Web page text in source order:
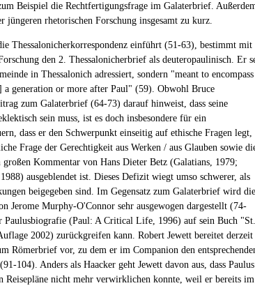
Beispiel die Rechtfertigungsfrage im Galaterbrief.
jüngeren rhetorischen Forschung insgesamt zu kurz.
Thessalonicherkorrespondenz einführt (51-63), bestimmt mit
den 2. Thessalonicherbrief als deuteropaulinisch. Er
in Thessalonich adressiert, sondern "meant to encompass
a generation or more after Paul" (59). Obwohl Bruce
zum Galaterbrief (64-73) darauf hinweist, dass seine
sein muss, ist es doch insbesondere für ein
dass er den Schwerpunkt einseitig auf ethische Fragen legt,
Frage der Gerechtigkeit aus Werken / aus Glauben sowie
großen Kommentar von Hans Dieter Betz (Galatians, 1979;
ausgeblendet ist. Dieses Defizit wiegt umso schwerer, als
beigegeben sind. Im Gegensatz zum Galaterbrief wird die
Jerome Murphy-O'Connor sehr ausgewogen dargestellt (74-
Paulusbiografie (Paul: A Critical Life, 1996) auf sein Buch "St.
2002) zurückgreifen kann. Robert Jewett bereitet derzeit
Römerbrief vor, zu dem er im Companion den
104). Anders als Haacker geht Jewett davon aus, dass Paulus
Reisepläne nicht mehr verwirklichen konnte, weil er bereits im